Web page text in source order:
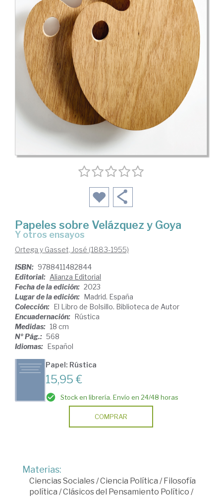
Papeles sobre Velázquez y Goya
y otros ensayos
Ortega y Gasset, José (1883-1955)
ISBN: 9788411482844
Editorial: Alianza Editorial
Fecha de la edición: 2023
Lugar de la edición: Madrid. España
Colección: El Libro de Bolsillo. Biblioteca de Autor
Encuadernación: Rústica
Medidas: 18 cm
Nº Pág.: 568
Idiomas: Español
Papel: Rústica
15,95 €
Stock en librería. Envío en 24/48 horas
COMPRAR
Materias:
Ciencias Sociales/Ciencia Política /Filosofía
política /Clásicos del Pensamiento Político /